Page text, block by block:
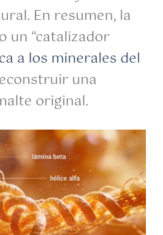
En resumen, la
un “catalizador
a los minerales del
una
original.